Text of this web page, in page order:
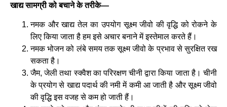
खाद्य सामग्री को बचाने के तरीके—
नमक और खाद्य तेल का उपयोग सूक्ष्म जीवो की वृद्धि को रोकने के
लिए किया जाता है हम इसे अचार बनाने में इस्तेमाल करते हैं।
नमक भोजन को लंबे समय तक सूक्ष्म जीवो के प्रभाव से सुरक्षित रख
सकता है।
जैम, जेली तथा स्क्वैश का परिरक्षण चीनी द्वारा किया जाता है। चीनी
के प्रयोग से खाद्य पदार्थ की नमी में कमी आ जाती है और सूक्ष्म जीवो
की वृद्धि इस वजह से कम हो जाती हैं।